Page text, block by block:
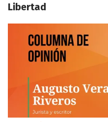
Libertad